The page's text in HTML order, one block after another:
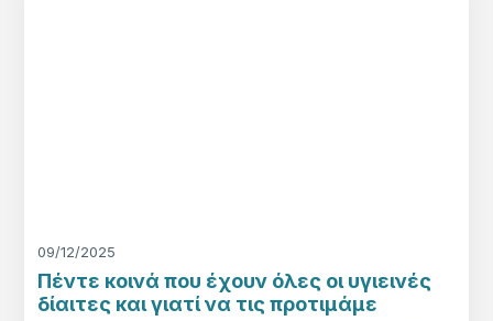
09/12/2025
Πέντε κοινά που έχουν όλες οι υγιεινές
δίαιτες και γιατί να τις προτιμάμε